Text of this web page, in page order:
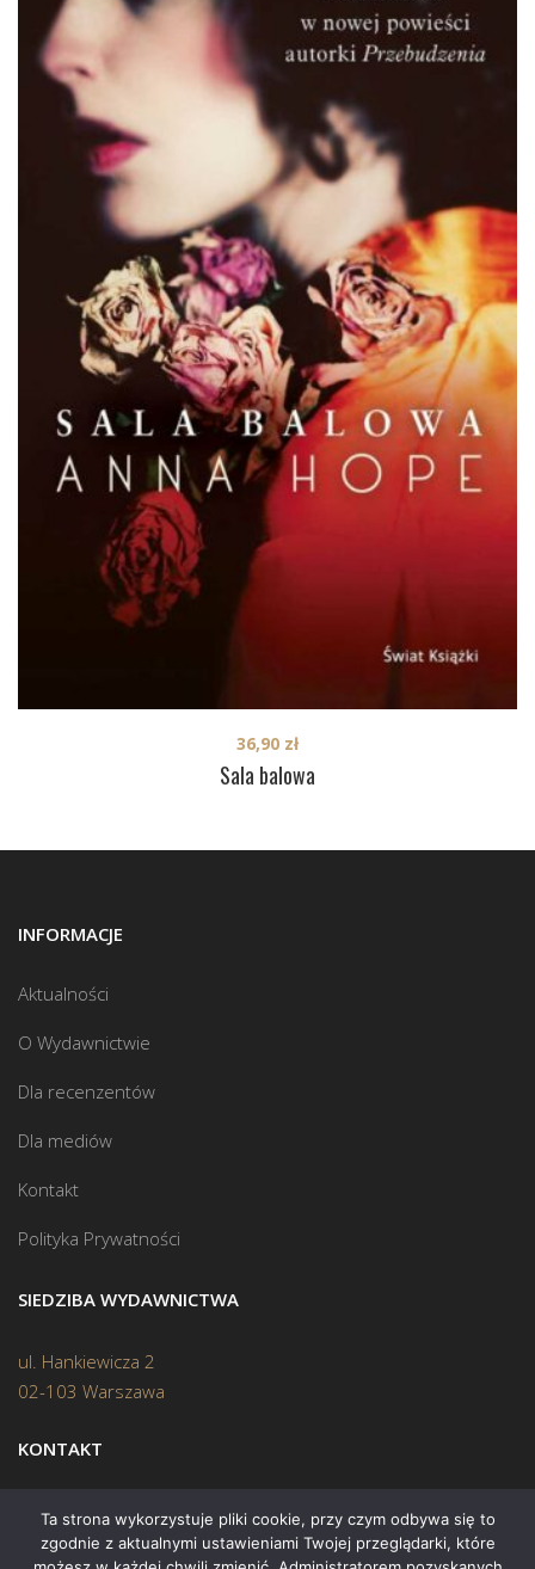
Sala balowa
36,90 zł
INFORMACJE
Aktualności
O Wydawnictwie
Dla recenzentów
Dla mediów
Kontakt
Polityka Prywatności
SIEDZIBA WYDAWNICTWA
ul. Hankiewicza 2
02-103 Warszawa
KONTAKT
Biuro:(22) 45 70 402
Mail:biuro@swiatksiazki.pl
Ta strona wykorzystuje pliki cookie, przy czym odbywa się to
zgodnie z aktualnymi ustawieniami Twojej przeglądarki, które